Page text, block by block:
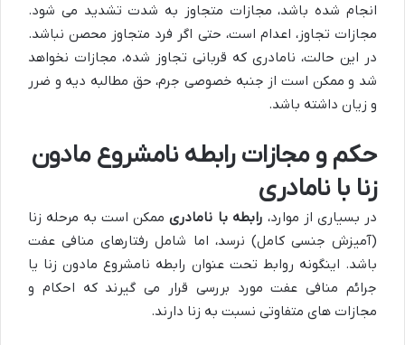
انجام شده باشد، مجازات متجاوز به شدت تشدید می شود.
مجازات تجاوز، اعدام است، حتی اگر فرد متجاوز محصن نباشد.
در این حالت، نامادری که قربانی تجاوز شده، مجازات نخواهد
شد و ممکن است از جنبه خصوصی جرم، حق مطالبه دیه و ضرر
و زیان داشته باشد.
حکم و مجازات رابطه نامشروع مادون
زنا با نامادری
در بسیاری از موارد، رابطه با نامادریممکن است به مرحله زنا
(آمیزش جنسی کامل) نرسد، اما شامل رفتارهای منافی عفت
باشد. اینگونه روابط تحت عنوان رابطه نامشروع مادون زنا یا
جرائم منافی عفت مورد بررسی قرار می گیرند که احکام و
مجازات های متفاوتی نسبت به زنا دارند.